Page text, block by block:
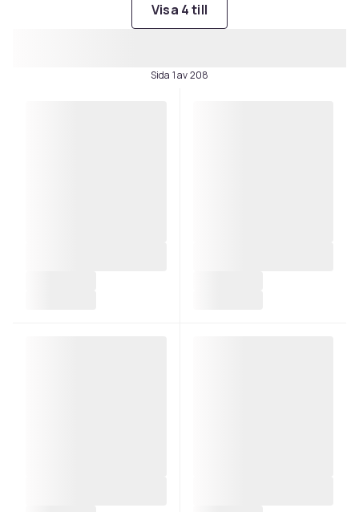
Visa 4 till
Sida 1 av 208